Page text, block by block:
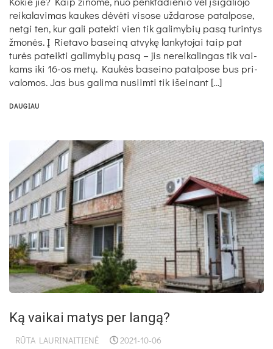
rei­ka­la­vi­mas kau­kes dėvėti visose už­da­ro­se pa­tal­po­se,
ne­tgi ten, kur ga­li pa­tek­ti vien tik ga­li­my­bių pa­są tu­rin­tys
žmonės. Į Rie­ta­vo ba­seiną at­vykę lan­ky­to­jai taip pat
turės pa­teik­ti ga­li­my­bių pa­są – jis ne­rei­ka­lin­gas tik vai­
kams iki 16-os metų. Kaukės ba­sei­no pa­tal­po­se bus pri­
va­lo­mos. Jas bus ga­li­ma nu­siim­ti tik išei­nant […]
DAUGIAU
Ką vaikai matys per langą?
RŪTA LAURINAITIENĖ 2021-10-06